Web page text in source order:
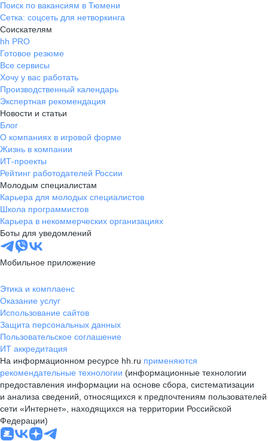
Поиск по вакансиям в Тюмени
Сетка: соцсеть для нетворкинга
Соискателям
hh PRO
Готовое резюме
Все сервисы
Хочу у вас работать
Производственный календарь
Экспертная рекомендация
Новости и статьи
Блог
О компаниях в игровой форме
Жизнь в компании
ИТ-проекты
Рейтинг работодателей России
Молодым специалистам
Карьера для молодых специалистов
Школа программистов
Карьера в некоммерческих организациях
Боты для уведомлений
Мобильное приложение
Этика и комплаенс
Оказание услуг
Использование сайтов
Защита персональных данных
Пользовательское соглашение
ИТ аккредитация
На информационном ресурсе hh.ru применяются
рекомендательные технологии (информационные технологии
предоставления информации на основе сбора, систематизации
и анализа сведений, относящихся к предпочтениям пользователей
сети «Интернет», находящихся на территории Российской
Федерации)